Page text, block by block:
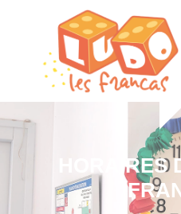
Panneau de gestion des cookies
HORAIRES